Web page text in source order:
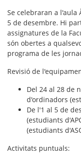
Se celebraran a l'aula
5 de desembre. Hi
assignatures de la
són obertes a
programa de les
Revisió de
Del 24 al 28 de
d'ordinadors
De l'1 al 5 de
(estudiants
(estudiants
Activitats puntuals: